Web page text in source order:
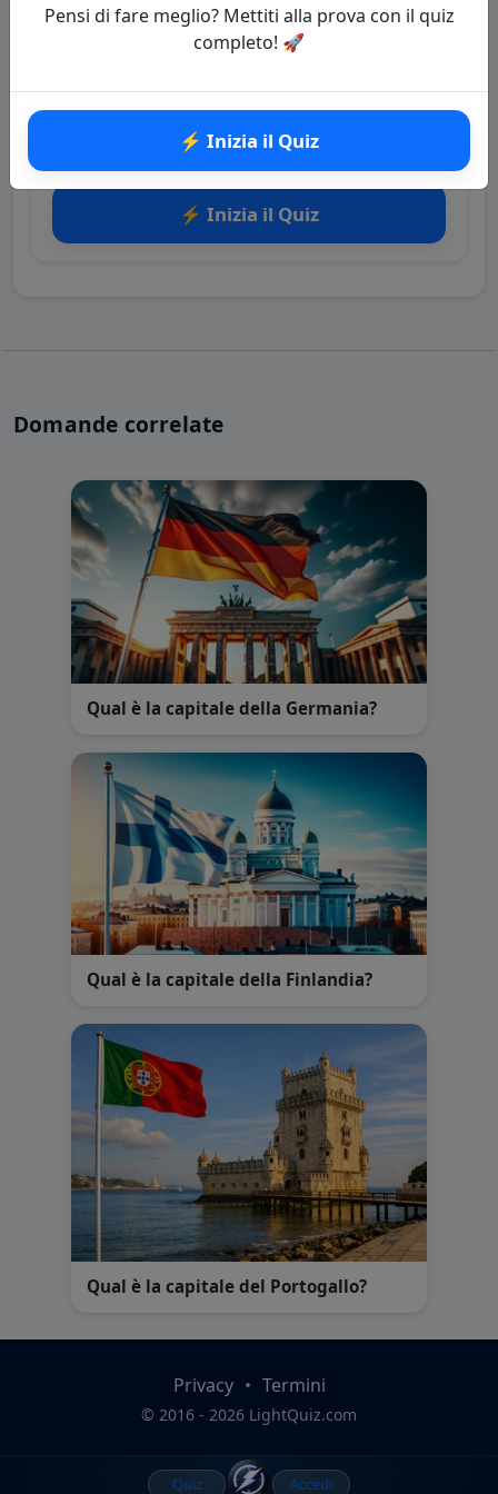
Pensi di fare meglio? Mettiti alla prova con il quiz
completo! 🚀
⚡ Inizia il Quiz
🔗 Copia il link della domanda
Quiz: Capitali europee
⚡ Inizia il Quiz
Domande correlate
Qual è la capitale della Germania?
Qual è la capitale della Finlandia?
Qual è la capitale del Portogallo?
Privacy • Termini
© 2016 - 2026 LightQuiz.com
Quiz Accedi